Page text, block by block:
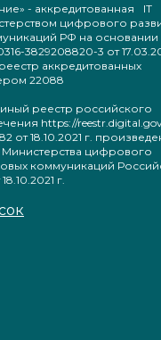
- аккредитованная IT
цифрового
РФ на основании
3829208820-3 от
аккредитованных
22088
реестр российского
https://
от 18.10.2021 г.
цифрового
коммуникаций
г.